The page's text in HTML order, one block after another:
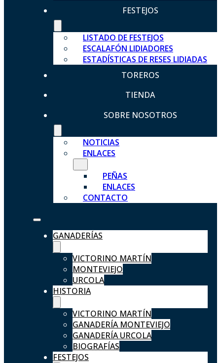
FESTEJOS
LISTADO DE FESTEJOS
ESCALAFÓN LIDIADORES
ESTADÍSTICAS DE RESES LIDIADAS
TOREROS
TIENDA
SOBRE NOSOTROS
NOTICIAS
ENLACES
PEÑAS
ENLACES
CONTACTO
GANADERÍAS
VICTORINO MARTÍN
MONTEVIEJO
URCOLA
HISTORIA
VICTORINO MARTÍN
GANADERÍA MONTEVIEJO
GANADERÍA URCOLA
BIOGRAFÍAS
FESTEJOS